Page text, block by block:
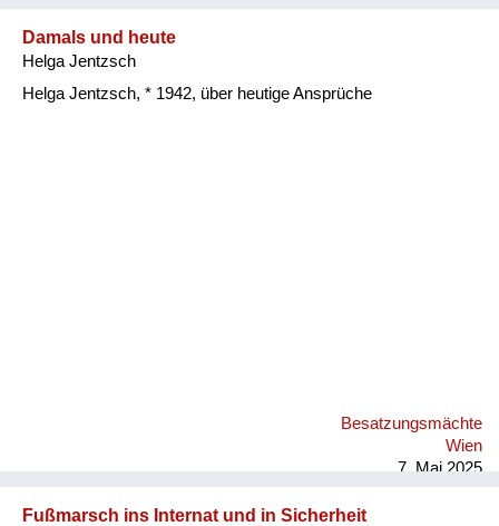
Damals und heute
Helga Jentzsch
Helga Jentzsch, * 1942, über heutige Ansprüche
Besatzungsmächte
Wien
7. Mai 2025
Fußmarsch ins Internat und in Sicherheit